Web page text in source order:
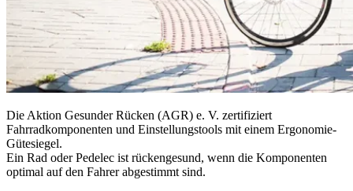
Die Aktion Gesunder Rücken (AGR) e. V. zertifiziert
Fahrradkomponenten und Einstellungstools mit einem Ergonomie-
Gütesiegel.
Ein Rad oder Pedelec ist rückengesund, wenn die Komponenten
optimal auf den Fahrer abgestimmt sind.